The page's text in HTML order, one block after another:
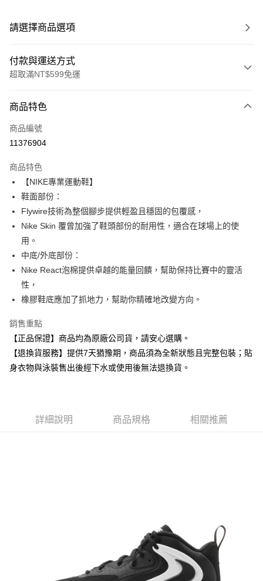
請選擇商品選項
付款與運送方式
超取滿NT$599免運
信用卡一次付款
超商取貨付款
運送方式
全家取貨付款
每筆NT$80，滿NT$599(含以上)免運費
付款後全家取貨
每筆NT$80，滿NT$599(含以上)免運費
7-11取貨付款
每筆NT$80，滿NT$599(含以上)免運費
付款後7-11取貨
每筆NT$80，滿NT$599(含以上)免運費
宅配
每筆NT$80，滿NT$599(含以上)免運費
商品特色
商品編號
11376904
商品特色
【NIKE專業運動鞋】
鞋面部份：
Flywire技術為整個腳步提供輕盈且穩固的包覆感，
Nike Skin 覆曾加強了鞋頭部份的耐用性，適合在球場上的使
用。
中底/外底部份：
Nike React泡棉提供卓越的能量回饋，幫助保持比賽中的靈活
性，
橡膠鞋底應加了抓地力，幫助你精確地改變方向。
銷售重點
【正品保證】商品均為原廠公司貨，請安心選購。
【退換貨服務】提供7天猶豫期，商品須為全新狀態且完整包裝；貼
身衣物與泳裝售出後經下水或使用後無法退換貨。
詳細說明 商品規格 相關推薦